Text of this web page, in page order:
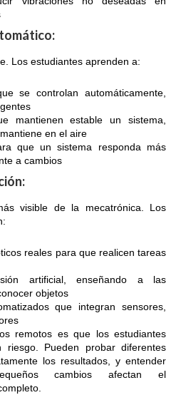
Los estudiantes aprenden a:
se controlan automáticamente,
mantienen estable un sistema,
en el aire
que un sistema responda más
a cambios
visible de la mecatrónica. Los
reales para que realicen tareas
artificial, enseñando a las
objetos
que integran sensores,
remotos es que los estudiantes
riesgo. Pueden probar diferentes
los resultados, y entender
cambios afectan el